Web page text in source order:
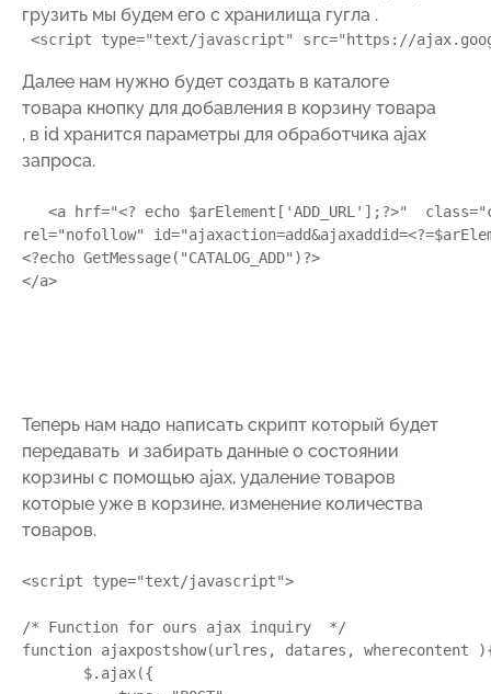
грузить мы будем его с хранилища гугла .
<script type="text/javascript" src="https://
Далее нам нужно будет создать в каталоге
товара кнопку для добавления в корзину товара
, в id хранится параметры для обработчика ajax
запроса.
<a hrf="<? echo $arElement['ADD_URL'];?>"
rel="nofollow"
<?echo GetMessage("CATALOG_ADD")?>
</a>
Теперь нам надо написать скрипт который будет
передавать и забирать данные о состоянии
корзины с помощью ajax, удаление товаров
которые уже в корзине, изменение количества
товаров.
<script type="text/javascript">
/* Function for ours ajax inquiry  */
function ajaxpostshow(urlres, datares, wherecontent
$.ajax({